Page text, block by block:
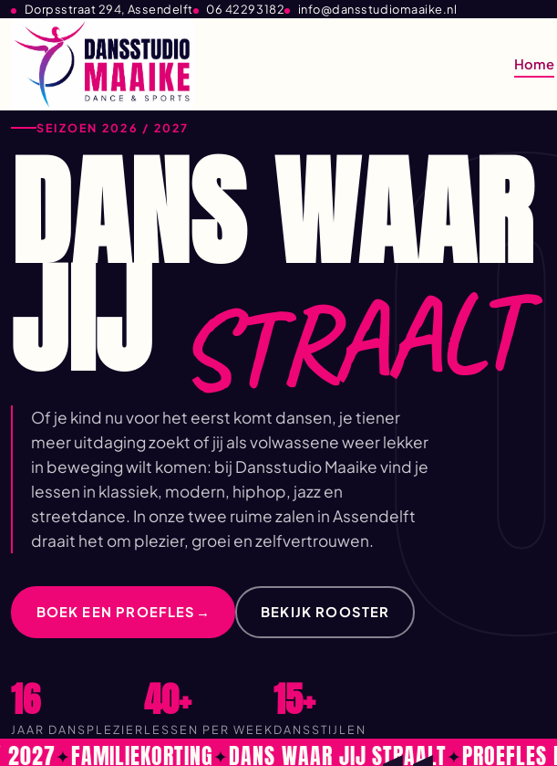
Dorpsstraat 294, Assendelft 06 42293182 info@dansstudiomaaike.nl
Home
SEIZOEN 2026 / 2027
DANS WAAR
JIJSTRAALT
Of je kind nu voor het eerst komt dansen, je tiener
meer uitdaging zoekt of jij als volwassene weer lekker
in beweging wilt komen: bij Dansstudio Maaike vind je
lessen in klassiek, modern, hiphop, jazz en
streetdance. In onze twee ruime zalen in Assendelft
draait het om plezier, groei en zelfvertrouwen.
BOEK EEN PROEFLES → BEKIJK ROOSTER
16
JAAR DANSPLEZIER
40+
LESSEN PER WEEK
15+
DANSSTIJLEN
FAMILIEKORTING DANS WAAR JIJ STRAALT PROEFLES